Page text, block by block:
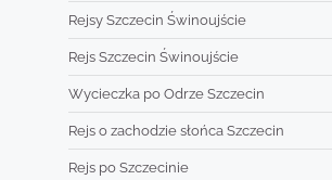
Rejsy Szczecin Świnoujście
Rejs Szczecin Świnoujście
Wycieczka po Odrze Szczecin
Rejs o zachodzie słońca Szczecin
Rejs po Szczecinie